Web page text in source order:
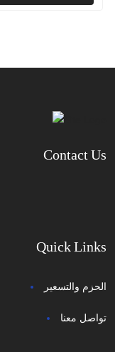
Contact Us
Quick Links
الحزم والتسعير
تواصل معنا